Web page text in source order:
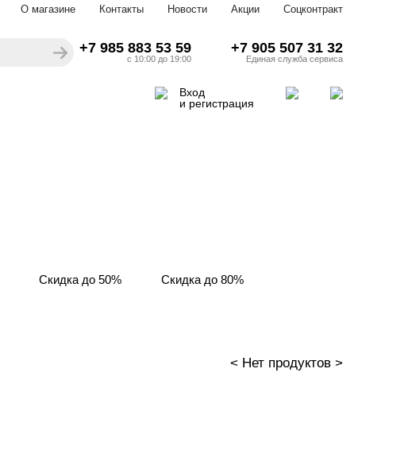
О магазине Контакты Новости Акции Соцконтракт
+7 985 883 53 59
с 10:00 до 19:00
+7 905 507 31 32
Единая служба сервиса
Вход
и регистрация
Скидка до 50% Скидка до 80%
< Нет продуктов >